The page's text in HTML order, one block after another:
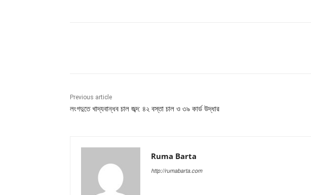
Previous article
লংগদুতে খাদ্যবান্ধব চাল জব্দ: ৪২ বস্তা চাল ও ৩৯ কার্ড উদ্ধার
Ruma Barta
http://rumabarta.com